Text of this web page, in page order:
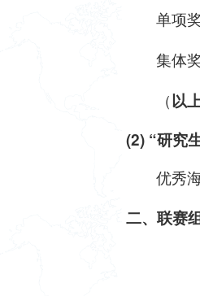
单项
集体
（以
(2) “研究
优秀
二、联赛